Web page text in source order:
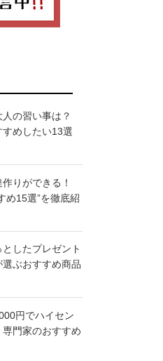
人の習い事は？
めしたい13選
作りができる！
め15選”を徹底紹
としたプレゼント
ぶおすすめ商品
円でハイセン
門家のおすすめ